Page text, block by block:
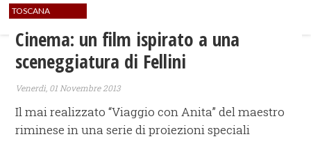
TOSCANA
Cinema: un film ispirato a una
sceneggiatura di Fellini
Venerdì, 01 Novembre 2013
Il mai realizzato “Viaggio con Anita” del maestro
riminese in una serie di proiezioni speciali